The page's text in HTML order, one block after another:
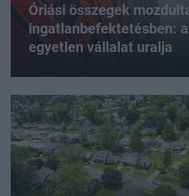
Óriási összegek
ingatlanbefektetésben:
egyetlen vállalat uralja